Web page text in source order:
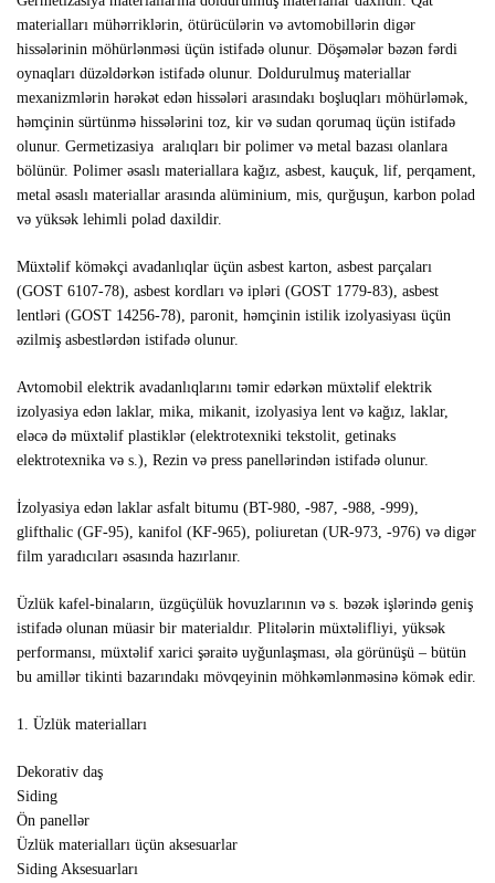
materialları mühərriklərin, ötürücülərin və avtomobillərin digər
hissələrinin möhürlənməsi üçün istifadə olunur. Döşəmələr bəzən fərdi
oynaqları düzəldərkən istifadə olunur. Doldurulmuş materiallar
mexanizmlərin hərəkət edən hissələri arasındakı boşluqları möhürləmək,
həmçinin sürtünmə hissələrini toz, kir və sudan qorumaq üçün istifadə
olunur. Germetizasiya aralıqları bir polimer və metal bazası olanlara
bölünür. Polimer əsaslı materiallara kağız, asbest, kauçuk, lif, perqament,
metal əsaslı materiallar arasında alüminium, mis, qurğuşun, karbon polad
və yüksək lehimli polad daxildir.
Müxtəlif köməkçi avadanlıqlar üçün asbest karton, asbest parçaları
(GOST 6107-78), asbest kordları və ipləri (GOST 1779-83), asbest
lentləri (GOST 14256-78), paronit, həmçinin istilik izolyasiyası üçün
əzilmiş asbestlərdən istifadə olunur.
Avtomobil elektrik avadanlıqlarını təmir edərkən müxtəlif elektrik
izolyasiya edən laklar, mika, mikanit, izolyasiya lent və kağız, laklar,
eləcə də müxtəlif plastiklər (elektrotexniki tekstolit, getinaks
elektrotexnika və s.), Rezin və press panellərindən istifadə olunur.
İzolyasiya edən laklar asfalt bitumu (BT-980, -987, -988, -999),
glifthalic (GF-95), kanifol (KF-965), poliuretan (UR-973, -976) və digər
film yaradıcıları əsasında hazırlanır.
Üzlük kafel-binaların, üzgüçülük hovuzlarının və s. bəzək işlərində geniş
istifadə olunan müasir bir materialdır. Plitələrin müxtəlifliyi, yüksək
performansı, müxtəlif xarici şəraitə uyğunlaşması, əla görünüşü – bütün
bu amillər tikinti bazarındakı mövqeyinin möhkəmlənməsinə kömək edir.
1. Üzlük materialları
Dekorativ daş
Siding
Ön panellər
Üzlük materialları üçün aksesuarlar
Siding Aksesuarları